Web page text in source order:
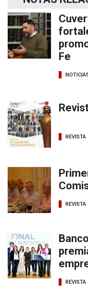
Fe
REVISTA
REVISTA
REVISTA